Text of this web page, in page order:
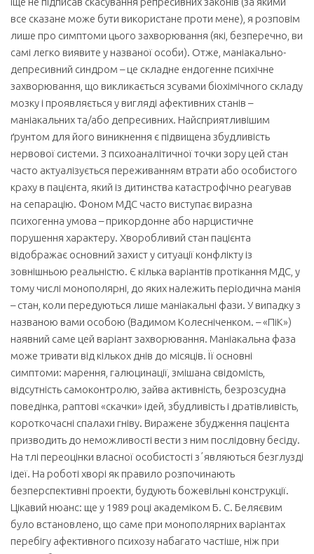
все сказане може бути використане проти мене), я розповім
лише про симптоми цього захворювання (які, безперечно, ви
самі легко виявите у названої особи). Отже, маніакально-
депресивний синдром – це складне ендогенне психічне
захворювання, що викликається зсувами біохімічного складу
мозку і проявляється у вигляді афективних станів –
маніакальних та/або депресивних. Найсприятливішим
ґрунтом для його виникнення є підвищена збудливість
нервової системи. З психоаналітичної точки зору цей стан
часто актуалізується переживанням втрати або особистого
краху в пацієнта, який із дитинства катастрофічно реагував
на сепарацію. Фоном МДС часто виступає виразна
психогенна умова – прикордонне або нарцистичне
порушення характеру. Хворобливий стан пацієнта
відображає основний захист у ситуації конфлікту із
зовнішньою реальністю. Є кілька варіантів протікання МДС, у
тому числі монополярні, до яких належить періодична манія
– стан, коли передуються лише маніакальні фази. У випадку з
названою вами особою (Вадимом Колесніченком. –«ПіК»)
наявний саме цей варіант захворювання. Маніакальна фаза
може тривати від кількох днів до місяців. Її основні
симптоми: марення, галюцинації, змішана свідомість,
відсутність самоконтролю, зайва активність, безрозсудна
поведінка, раптові «скачки» ідей, збудливість і дратівливість,
короткочасні спалахи гніву. Виражене збудження пацієнта
призводить до неможливості вести з ним послідовну бесіду.
На тлі переоцінки власної особистості зʼявляються безглузді
ідеї. На роботі хворі як правило розпочинають
безперспективні проекти, будують божевільні конструкції.
Цікавий нюанс: ще у 1989 році академіком Б. С. Беляєвим
було встановлено, що саме при монополярних варіантах
перебігу афективного психозу набагато частіше, ніж при